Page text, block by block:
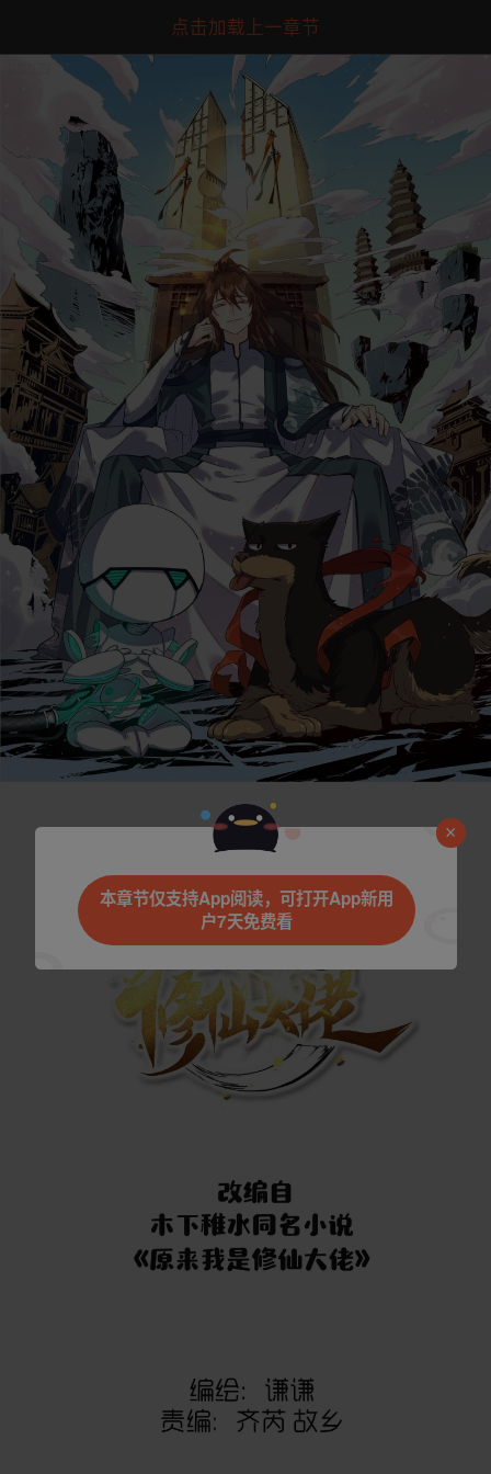
点击加载上一章节
本章节仅支持App阅读，可打开App新用
户7天免费看